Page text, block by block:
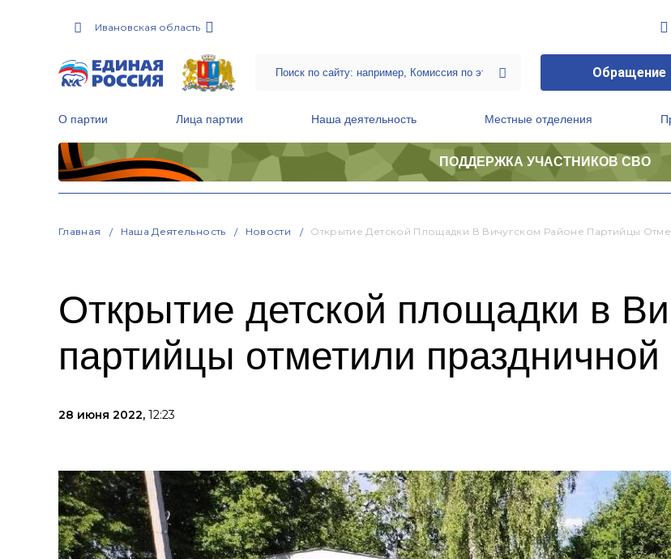
Ивановская область
Обращение
О партии Лица партии Наша деятельность Местные отделения
ПОДДЕРЖКА УЧАСТНИКОВ СВО
Главная Наша Деятельность Новости Открытие Детской Площадки В Вичугском Районе Партийцы
Открытие детской площадки в
партийцы отметили
28 июня 2022, 12:23